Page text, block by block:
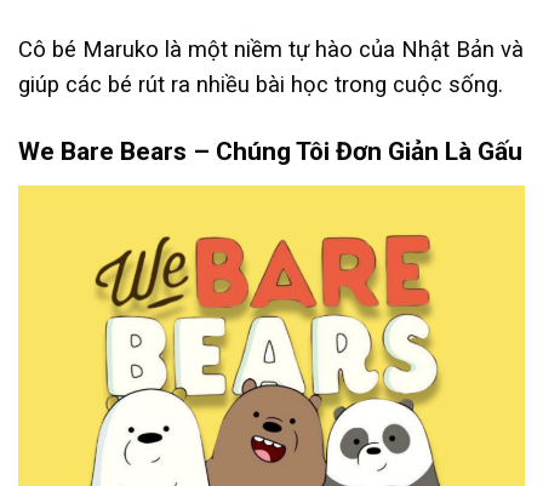
Cô bé Maruko là một niềm tự hào của Nhật Bản và
giúp các bé rút ra nhiều bài học trong cuộc sống.
We Bare Bears – Chúng Tôi Đơn Giản Là Gấu